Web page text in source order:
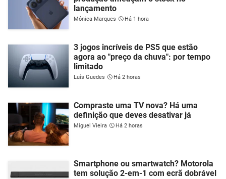
lançamento
Mónica Marques Há 1 hora
3 jogos incríveis de PS5 que estão
agora ao "preço da chuva": por tempo
limitado
Luís Guedes Há 2 horas
Compraste uma TV nova? Há uma
definição que deves desativar já
Miguel Vieira Há 2 horas
Smartphone ou smartwatch? Motorola
tem solução 2-em-1 com ecrã dobrável